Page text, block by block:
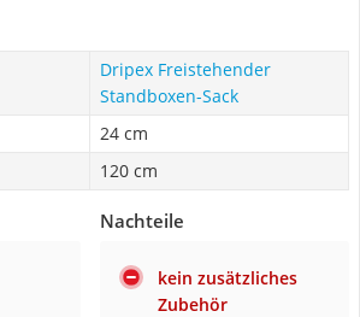
Dripex Freistehender
Standboxen-Sack
24 cm
120 cm
Nachteile
kein zusätzliches
Zubehör